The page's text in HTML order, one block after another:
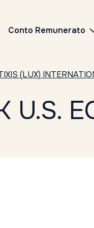
Conto Remunerato
(LUX)
U.S.